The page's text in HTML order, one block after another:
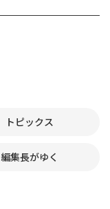
トピックス
編集長がゆく